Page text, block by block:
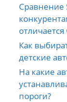
Сравнение
Как
детские
На какие
пороги?